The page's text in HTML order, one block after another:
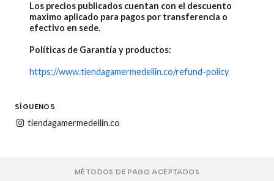
Los precios publicados cuentan con el descuento
maximo aplicado para pagos por transferencia o
efectivo en sede.
Políticas de Garantía y productos:
https://www.tiendagamermedellin.co/refund-policy
SÍGUENOS
tiendagamermedellin.co
MÉTODOS DE PAGO ACEPTADOS